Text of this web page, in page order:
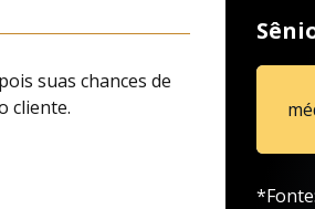
suas chances de
cliente.